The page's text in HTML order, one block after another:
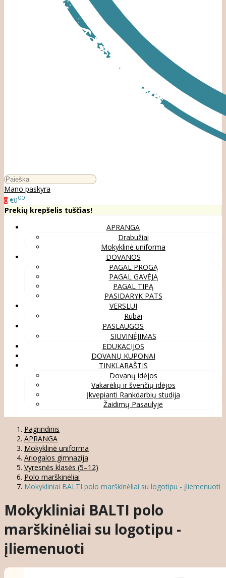
Mano paskyra
0 €000
Prekių krepšelis tuščias!
APRANGA
Drabužiai
Mokyklinė uniforma
DOVANOS
PAGAL PROGĄ
PAGAL GAVĖJĄ
PAGAL TIPĄ
PASIDARYK PATS
VERSLUI
Rūbai
PASLAUGOS
SIUVINĖJIMAS
EDUKACIJOS
DOVANŲ KUPONAI
TINKLARAŠTIS
Dovanų idėjos
Vakarėlių ir švenčių idėjos
Įkvepianti Rankdarbių studija
Žaidimų Pasaulyje
Pagrindinis
APRANGA
Mokyklinė uniforma
Ariogalos gimnazija
Vyresnės klasės (5–12)
Polo marškinėliai
Mokykliniai BALTI polo marškinėliai su logotipu - įliemenuoti
Mokykliniai BALTI polo
marškinėliai su logotipu -
įliemenuoti